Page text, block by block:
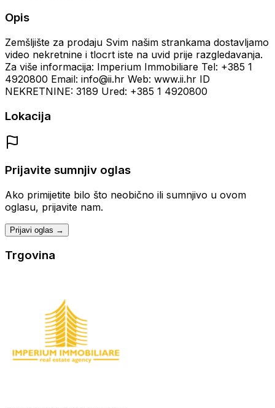
Opis
Zemšljište za prodaju Svim našim strankama dostavljamo
video nekretnine i tlocrt iste na uvid prije razgledavanja.
Za više informacija: Imperium Immobiliare Tel: +385 1
4920800 Email: info@ii.hr Web: www.ii.hr ID
NEKRETNINE: 3189 Ured: +385 1 4920800
Lokacija
Prijavite sumnjiv oglas
Ako primijetite bilo što neobično ili sumnjivo u ovom
oglasu, prijavite nam.
Prijavi oglas →
Trgovina